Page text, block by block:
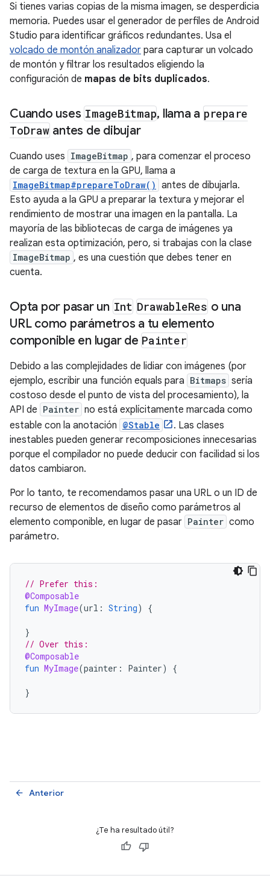
Si tienes varias copias de la misma imagen, se desperdicia
memoria. Puedes usar el generador de perfiles de Android
Studio para identificar gráficos redundantes. Usa el
volcado de montón analizador para capturar un volcado
de montón y filtrar los resultados eligiendo la
configuración de mapas de bits duplicados.
Cuando uses ImageBitmap, llama a prepare
ToDraw antes de dibujar
Cuando uses ImageBitmap , para comenzar el proceso
de carga de textura en la GPU, llama a
ImageBitmap#prepareToDraw() antes de dibujarla.
Esto ayuda a la GPU a preparar la textura y mejorar el
rendimiento de mostrar una imagen en la pantalla. La
mayoría de las bibliotecas de carga de imágenes ya
realizan esta optimización, pero, si trabajas con la clase
ImageBitmap , es una cuestión que debes tener en
cuenta.
Opta por pasar un Int DrawableRes o una
URL como parámetros a tu elemento
componible en lugar de Painter
Debido a las complejidades de lidiar con imágenes (por
ejemplo, escribir una función equals para Bitmaps sería
costoso desde el punto de vista del procesamiento), la
API de Painter no está explícitamente marcada como
estable con la anotación @Stable
. Las clases
inestables pueden generar recomposiciones innecesarias
porque el compilador no puede deducir con facilidad si los
datos cambiaron.
Por lo tanto, te recomendamos pasar una URL o un ID de
recurso de elementos de diseño como parámetros al
elemento componible, en lugar de pasar Painter como
parámetro.
// Prefer this:
@Composable
fun MyImage(url : String) {
}
// Over this:
@Composable
fun MyImage(painter : Painter) {
}
Anterior
arrow_back
¿Te ha resultado útil?